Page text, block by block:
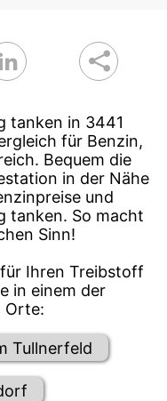
tanken in 3441
für Benzin,
Bequem die
in der Nähe
und
tanken. So macht
Sinn!
Ihren Treibstoff
in einem der
Orte:
Tullnerfeld